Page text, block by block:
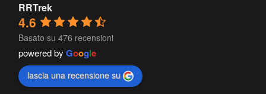
RRTrek
4.6
Basato su 476 recensioni
powered by Google
lascia una recensione su